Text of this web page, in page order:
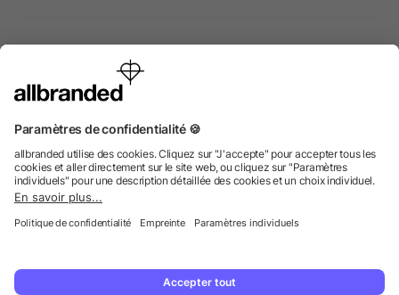
International
Nous commercialisons nos objets publicitaires et articles
non aux personnes privées.